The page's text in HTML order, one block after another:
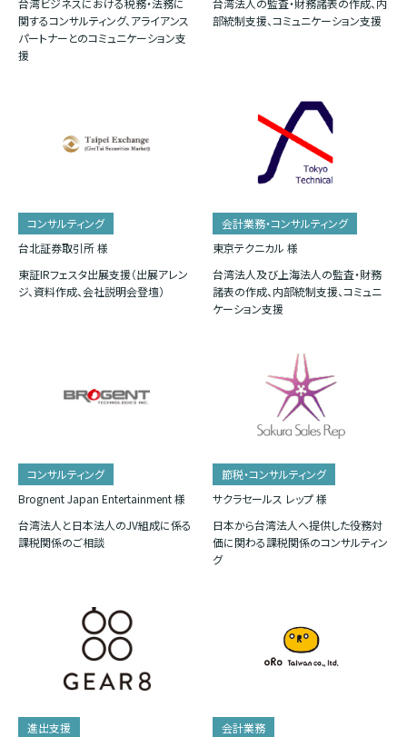
台湾ビジネスにおける税務・法務に
関するコンサルティング、アライアンス
パートナーとのコミュニケーション支
援
台湾法人の監査・財務諸表の作成、内
部統制支援、コミュニケーション支援
コンサルティング
台北証券取引所 様
東証IRフェスタ出展支援（出展アレン
ジ、資料作成、会社説明会登壇）
会計業務・コンサルティング
東京テクニカル 様
台湾法人及び上海法人の監査・財務
諸表の作成、内部統制支援、コミュニ
ケーション支援
コンサルティング
Brognent Japan Entertainment 様
台湾法人と日本法人のJV組成に係る
課税関係のご相談
節税・コンサルティング
サクラセールス レップ 様
日本から台湾法人へ提供した役務対
価に関わる課税関係のコンサルティン
グ
進出支援
会計業務